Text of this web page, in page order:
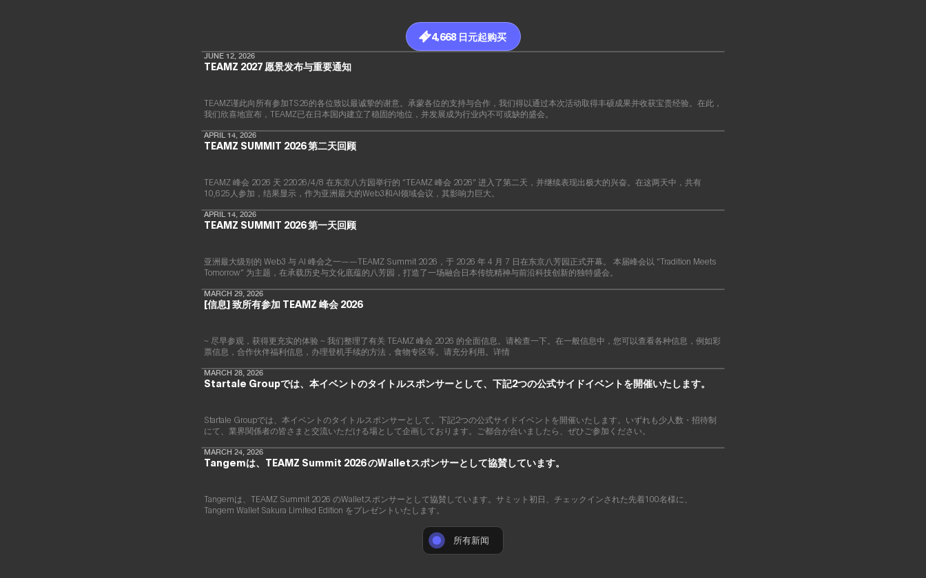
4,668 日元起购买
JUNE 12, 2026
TEAMZ 2027 愿景发布与重要通知
TEAMZ谨此向所有参加TS26的各位致以最诚挚的谢意。承蒙各位的支持与合作，我们得以通过本次活动取得丰硕成果并收获宝贵经验。在此，
我们欣喜地宣布，TEAMZ已在日本国内建立了稳固的地位，并发展成为行业内不可或缺的盛会。
APRIL 14, 2026
TEAMZ SUMMIT 2026 第二天回顾
TEAMZ 峰会 2026 天 22026/4/8 在东京八方园举行的 “TEAMZ 峰会 2026” 进入了第二天，并继续表现出极大的兴奋。在这两天中，共有
10,625人参加，结果显示，作为亚洲最大的Web3和AI领域会议，其影响力巨大。
APRIL 14, 2026
TEAMZ SUMMIT 2026 第一天回顾
亚洲最大级别的 Web3 与 AI 峰会之一——TEAMZ Summit 2026，于 2026 年 4 月 7 日在东京八芳园正式开幕。 本届峰会以 “Tradition Meets
Tomorrow” 为主题，在承载历史与文化底蕴的八芳园，打造了一场融合日本传统精神与前沿科技创新的独特盛会。
MARCH 29, 2026
[信息] 致所有参加 TEAMZ 峰会 2026
~ 尽早参观，获得更充实的体验 ~ 我们整理了有关 TEAMZ 峰会 2026 的全面信息。请检查一下。在一般信息中，您可以查看各种信息，例如彩
票信息，合作伙伴福利信息，办理登机手续的方法，食物专区等。请充分利用。详情
MARCH 28, 2026
Startale Groupでは、本イベントのタイトルスポンサーとして、下記2つの公式サイドイベントを開催いたします。
Startale Groupでは、本イベントのタイトルスポンサーとして、下記2つの公式サイドイベントを開催いたします。いずれも少人数・招待制
にて、業界関係者の皆さまと交流いただける場として企画しております。ご都合が合いましたら、ぜひご参加ください。
MARCH 24, 2026
Tangemは、TEAMZ Summit 2026 のWalletスポンサーとして協賛しています。
Tangemは、TEAMZ Summit 2026 のWalletスポンサーとして協賛しています。サミット初日、チェックインされた先着100名様に、
Tangem Wallet Sakura Limited Edition をプレゼントいたします。
所有新闻